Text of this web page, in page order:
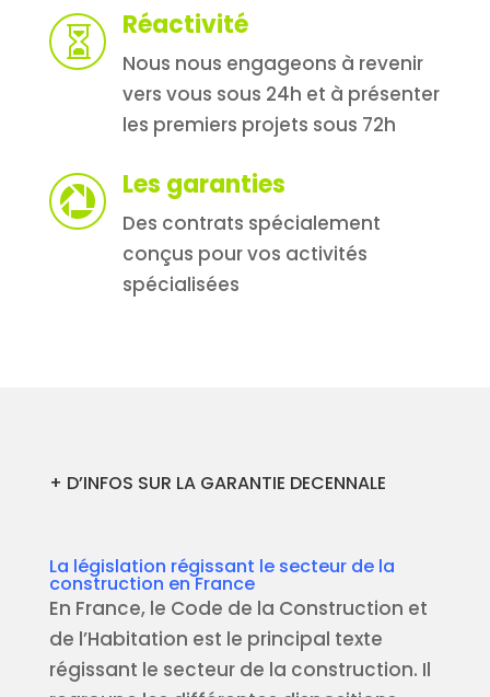
 Réactivité
Nous nous engageons à revenir
vers vous sous 24h et à présenter
les premiers projets sous 72h
 Les garanties
Des contrats spécialement
conçus pour vos activités
spécialisées
+ D’INFOS SUR LA GARANTIE DECENNALE
La législation régissant le secteur de la
construction en France
En France, le Code de la Construction et
de l’Habitation est le principal texte
régissant le secteur de la construction. Il